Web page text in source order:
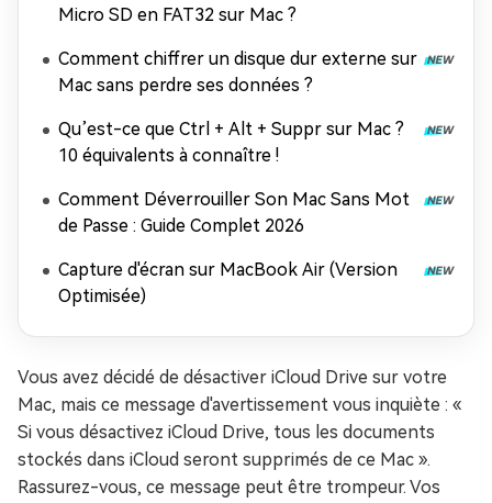
Micro SD en FAT32 sur Mac ?
Comment chiffrer un disque dur externe sur
Mac sans perdre ses données ?
Qu’est-ce que Ctrl + Alt + Suppr sur Mac ?
10 équivalents à connaître !
Comment Déverrouiller Son Mac Sans Mot
de Passe : Guide Complet 2026
Capture d'écran sur MacBook Air (Version
Optimisée)
Vous avez décidé de désactiver iCloud Drive sur votre
Mac, mais ce message d'avertissement vous inquiète : «
Si vous désactivez iCloud Drive, tous les documents
stockés dans iCloud seront supprimés de ce Mac ».
Rassurez-vous, ce message peut être trompeur. Vos